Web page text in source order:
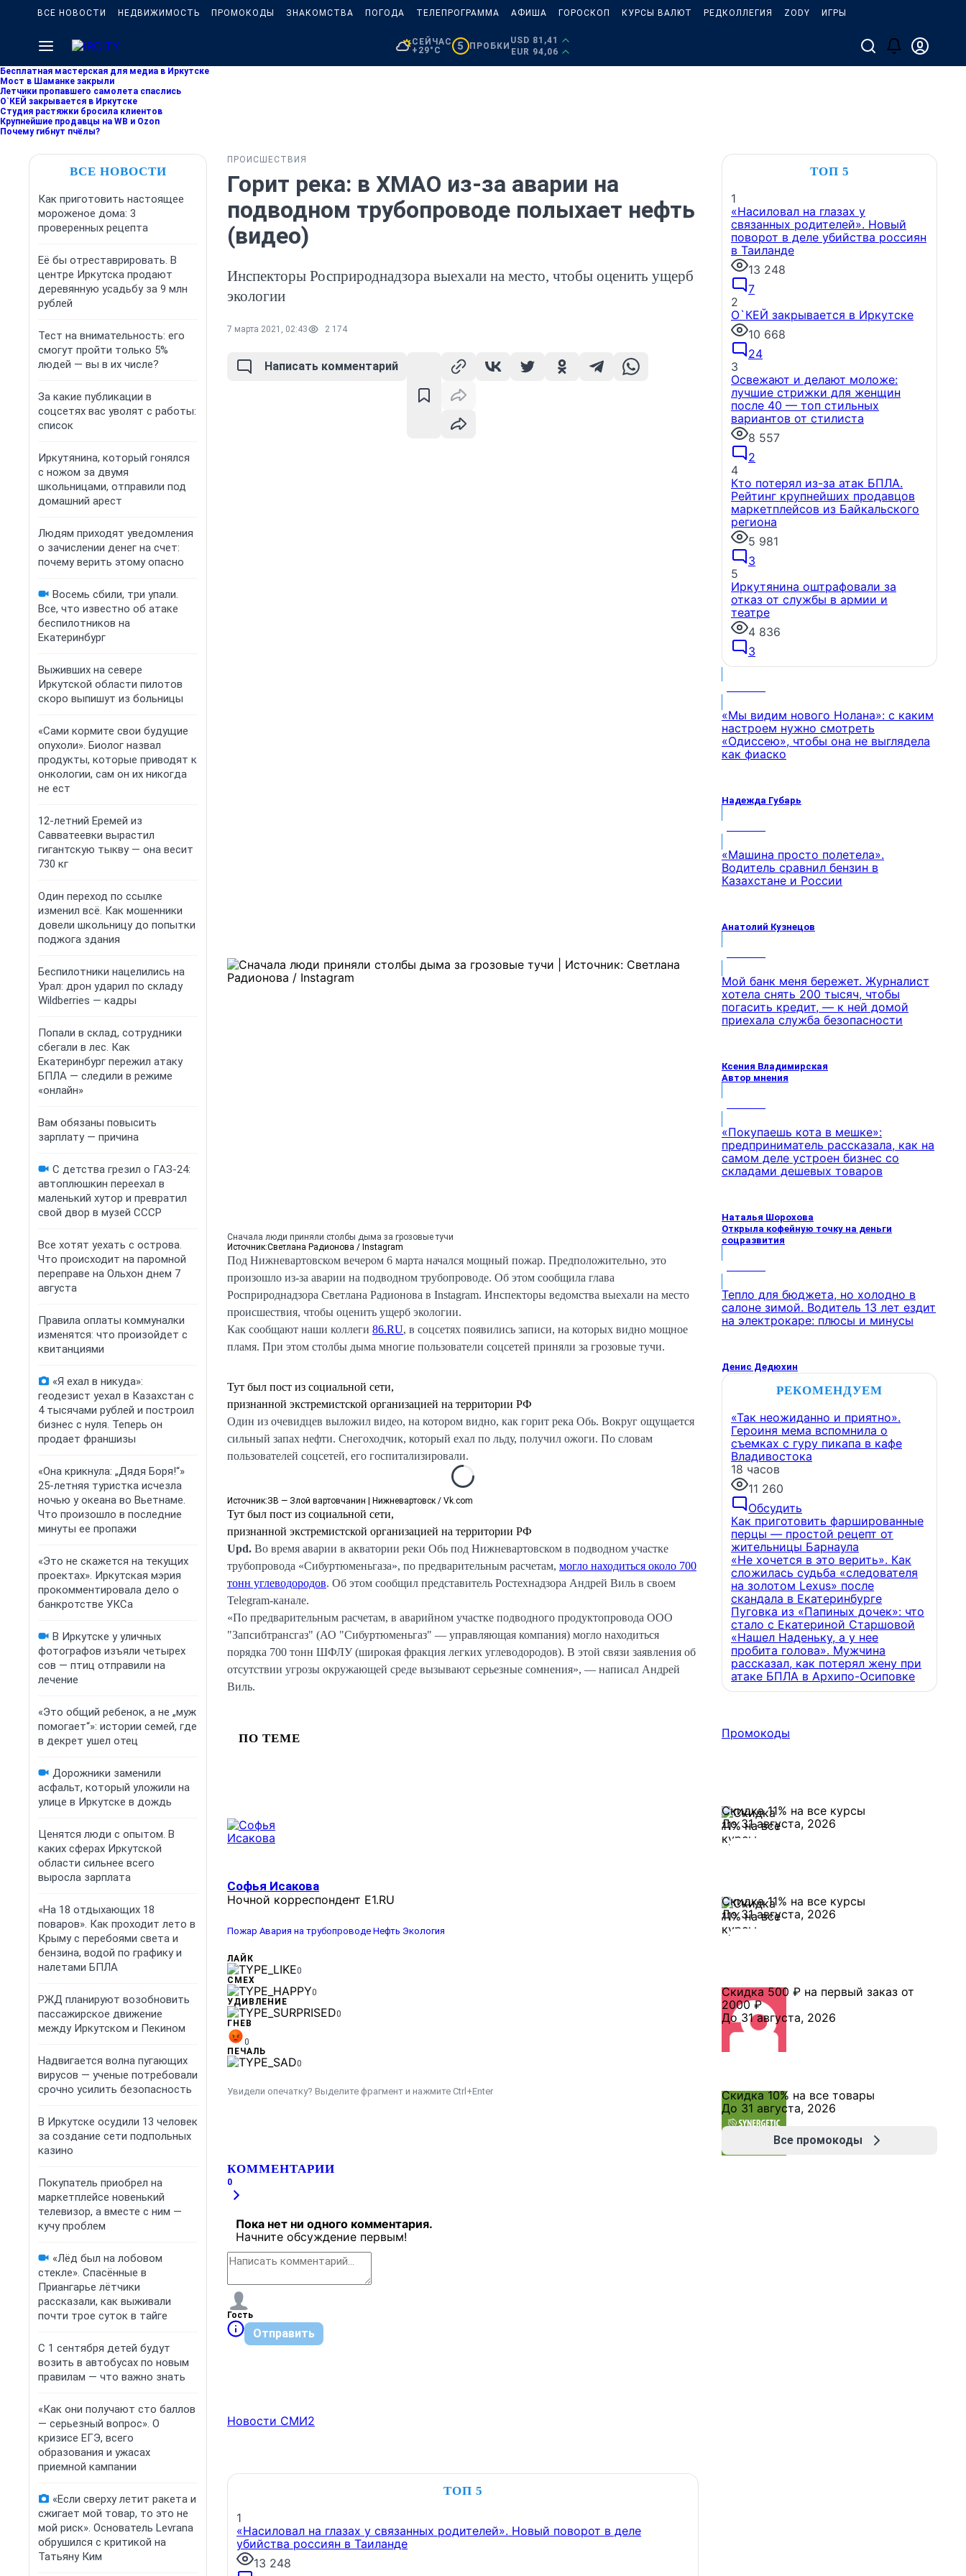
ВСЕ НОВОСТИ НЕДВИЖИМОСТЬ ПРОМОКОДЫ ЗНАКОМСТВА ПОГОДА ТЕЛЕПРОГРАММА АФИША ГОРОСКОП КУРСЫ ВАЛЮТ РЕДКОЛЛЕГИЯ ZODY ИГРЫ
СЕЙЧАС
+29°C
5 ПРОБКИ
USD 81,41
EUR 94,06
Бесплатная мастерская для медиа в Иркутске
Мост в Шаманке закрыли
Летчики пропавшего самолета спаслись
О`КЕЙ закрывается в Иркутске
Студия растяжки бросила клиентов
Крупнейшие продавцы на WB и Ozon
Почему гибнут пчёлы?
ВСЕ НОВОСТИ
Как приготовить настоящее
мороженое дома: 3
проверенных рецепта
Её бы отреставрировать. В
центре Иркутска продают
деревянную усадьбу за 9 млн
рублей
Тест на внимательность: его
смогут пройти только 5%
людей — вы в их числе?
За какие публикации в
соцсетях вас уволят с работы:
список
Иркутянина, который гонялся
с ножом за двумя
школьницами, отправили под
домашний арест
Людям приходят уведомления
о зачислении денег на счет:
почему верить этому опасно
Восемь сбили, три упали.
Все, что известно об атаке
беспилотников на
Екатеринбург
Выживших на севере
Иркутской области пилотов
скоро выпишут из больницы
«Сами кормите свои будущие
опухоли». Биолог назвал
продукты, которые приводят к
онкологии, сам он их никогда
не ест
12-летний Еремей из
Савватеевки вырастил
гигантскую тыкву — она весит
730 кг
Один переход по ссылке
изменил всё. Как мошенники
довели школьницу до попытки
поджога здания
Беспилотники нацелились на
Урал: дрон ударил по складу
Wildberries — кадры
Попали в склад, сотрудники
сбегали в лес. Как
Екатеринбург пережил атаку
БПЛА — следили в режиме
«онлайн»
Вам обязаны повысить
зарплату — причина
С детства грезил о ГАЗ-24:
автоплюшкин переехал в
маленький хутор и превратил
свой двор в музей СССР
Все хотят уехать с острова.
Что происходит на паромной
переправе на Ольхон днем 7
августа
Правила оплаты коммуналки
изменятся: что произойдет с
квитанциями
«Я ехал в никуда»:
геодезист уехал в Казахстан с
4 тысячами рублей и построил
бизнес с нуля. Теперь он
продает франшизы
«Она крикнула: „Дядя Боря!“»
25-летняя туристка исчезла
ночью у океана во Вьетнаме.
Что произошло в последние
минуты ее пропажи
«Это не скажется на текущих
проектах». Иркутская мэрия
прокомментировала дело о
банкротстве УКСа
В Иркутске у уличных
фотографов изъяли четырех
сов — птиц отправили на
лечение
«Это общий ребенок, а не „муж
помогает“»: истории семей, где
в декрет ушел отец
Дорожники заменили
асфальт, который уложили на
улице в Иркутске в дождь
Ценятся люди с опытом. В
каких сферах Иркутской
области сильнее всего
выросла зарплата
«На 18 отдыхающих 18
поваров». Как проходит лето в
Крыму с перебоями света и
бензина, водой по графику и
налетами БПЛА
РЖД планируют возобновить
пассажирское движение
между Иркутском и Пекином
Надвигается волна пугающих
вирусов — ученые потребовали
срочно усилить безопасность
В Иркутске осудили 13 человек
за создание сети подпольных
казино
Покупатель приобрел на
маркетплейсе новенький
телевизор, а вместе с ним —
кучу проблем
«Лёд был на лобовом
стекле». Спасённые в
Приангарье лётчики
рассказали, как выживали
почти трое суток в тайге
С 1 сентября детей будут
возить в автобусах по новым
правилам — что важно знать
«Как они получают сто баллов
— серьезный вопрос». О
кризисе ЕГЭ, всего
образования и ужасах
приемной кампании
«Если сверху летит ракета и
сжигает мой товар, то это не
мой риск». Основатель Levrana
обрушился с критикой на
Татьяну Ким
ПРОИСШЕСТВИЯ
Горит река: в ХМАО из-за аварии на
подводном трубопроводе полыхает нефть
(видео)
Инспекторы Росприроднадзора выехали на место, чтобы оценить ущерб
экологии
7 марта 2021, 02:43 2 174
Написать комментарий
Сначала люди приняли столбы дыма за грозовые тучи
Источник:Светлана Радионова / Instagram
Под Нижневартовском вечером 6 марта начался мощный пожар. Предположительно, это
произошло из-за аварии на подводном трубопроводе. Об этом сообщила глава
Росприроднадзора Светлана Радионова в Instagram. Инспекторы ведомства выехали на место
происшествия, чтобы оценить ущерб экологии.
Как сообщают наши коллеги 86.RU, в соцсетях появились записи, на которых видно мощное
пламя. При этом столбы дыма многие пользователи соцсетей приняли за грозовые тучи.
Тут был пост из социальной сети,
признанной экстремистской организацией на территории РФ
Один из очевидцев выложил видео, на котором видно, как горит река Обь. Вокруг ощущается
сильный запах нефти. Снегоходчик, который ехал по льду, получил ожоги. По словам
пользователей соцсетей, его госпитализировали.
Источник:ЗВ — Злой вартовчанин | Нижневартовск / Vk.com
Тут был пост из социальной сети,
признанной экстремистской организацией на территории РФ
Upd. Во время аварии в акватории реки Обь под Нижневартовском в подводном участке
трубопровода «Сибуртюменьгаза», по предварительным расчетам, могло находиться около 700
тонн углеводородов. Об этом сообщил представитель Ростехнадзора Андрей Виль в своем
Telegram-канале.
«По предварительным расчетам, в аварийном участке подводного продуктопровода ООО
"Запсибтрансгаз" (АО "Сибуртюменьгаз" — управляющая компания) могло находиться
порядка 700 тонн ШФЛУ (широкая фракция легких углеводородов). В этой связи заявления об
отсутствии угрозы окружающей среде вызывают серьезные сомнения», — написал Андрей
Виль.
ПО ТЕМЕ
Софья Исакова
Ночной корреспондент E1.RU
Пожар Авария на трубопроводе Нефть Экология
ЛАЙК
0
СМЕХ
0
УДИВЛЕНИЕ
0
ГНЕВ
0
ПЕЧАЛЬ
0
Увидели опечатку? Выделите фрагмент и нажмите Ctrl+Enter
КОММЕНТАРИИ
0
Пока нет ни одного комментария.
Начните обсуждение первым!
Гость
Отправить
Новости СМИ2
ТОП 5
1
«Насиловал на глазах у связанных родителей». Новый поворот в деле
убийства россиян в Таиланде
13 248
ТОП 5
1
«Насиловал на глазах у
связанных родителей». Новый
поворот в деле убийства россиян
в Таиланде
13 248
7
2
О`КЕЙ закрывается в Иркутске
10 668
24
3
Освежают и делают моложе:
лучшие стрижки для женщин
после 40 — топ стильных
вариантов от стилиста
8 557
2
4
Кто потерял из-за атак БПЛА.
Рейтинг крупнейших продавцов
маркетплейсов из Байкальского
региона
5 981
3
5
Иркутянина оштрафовали за
отказ от службы в армии и
театре
4 836
3
«Мы видим нового Нолана»: с каким
настроем нужно смотреть
«Одиссею», чтобы она не выглядела
как фиаско
Надежда Губарь
«Машина просто полетела».
Водитель сравнил бензин в
Казахстане и России
Анатолий Кузнецов
Мой банк меня бережет. Журналист
хотела снять 200 тысяч, чтобы
погасить кредит, — к ней домой
приехала служба безопасности
Ксения Владимирская
Автор мнения
«Покупаешь кота в мешке»:
предприниматель рассказала, как на
самом деле устроен бизнес со
складами дешевых товаров
Наталья Шорохова
Открыла кофейную точку на деньги
соцразвития
Тепло для бюджета, но холодно в
салоне зимой. Водитель 13 лет ездит
на электрокаре: плюсы и минусы
Денис Дедюхин
РЕКОМЕНДУЕМ
«Так неожиданно и приятно».
Героиня мема вспомнила о
съемках с гуру пикапа в кафе
Владивостока
18 часов
11 260
Обсудить
Как приготовить фаршированные
перцы — простой рецепт от
жительницы Барнаула
«Не хочется в это верить». Как
сложилась судьба «следователя
на золотом Lexus» после
скандала в Екатеринбурге
Пуговка из «Папиных дочек»: что
стало с Екатериной Старшовой
«Нашел Наденьку, а у нее
пробита голова». Мужчина
рассказал, как потерял жену при
атаке БПЛА в Архипо-Осиповке
Промокоды
Скидка 11% на все курсы
До 31 августа, 2026
Скидка 11% на все курсы
До 31 августа, 2026
Скидка 500 ₽ на первый заказ от
2000 ₽
До 31 августа, 2026
Скидка 10% на все товары
До 31 августа, 2026
Все промокоды